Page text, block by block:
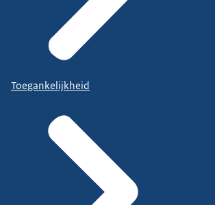
Toegankelijkheid